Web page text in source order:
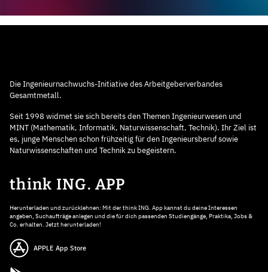
Die Ingenieurnachwuchs-Initiative des Arbeitgeberverbandes
Gesamtmetall.
Seit 1998 widmet sie sich bereits den Themen Ingenieurwesen und
MINT (Mathematik, Informatik, Naturwissenschaft, Technik). Ihr Ziel ist
es, junge Menschen schon frühzeitig für den Ingenieursberuf sowie
Naturwissenschaften und Technik zu begeistern.
think ING. APP
Herunterladen und zurücklehnen: Mit der think ING. App kannst du deine Interessen
angeben, Suchaufträge anlegen und die für dich passenden Studiengänge, Praktika, Jobs &
Co. erhalten. Jetzt herunterladen!
APPLE App Store